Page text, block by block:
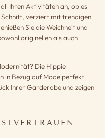
Ihren Aktivitäten an, ob es
verziert mit trendigen
Sie die Weichheit und
originellen als auch
Die Hippie-
in Bezug auf Mode perfekt
Ihrer Garderobe und zeigen